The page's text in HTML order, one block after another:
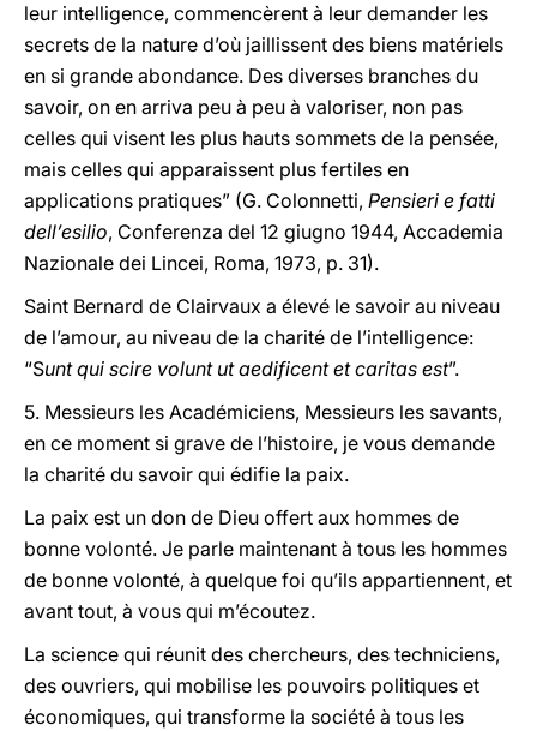
leur intelligence, commencèrent à leur demander les
secrets de la nature d’où jaillissent des biens matériels
en si grande abondance. Des diverses branches du
savoir, on en arriva peu à peu à valoriser, non pas
celles qui visent les plus hauts sommets de la pensée,
mais celles qui apparaissent plus fertiles en
applications pratiques” (G. Colonnetti, Pensieri e fatti
dell’esilio, Conferenza del 12 giugno 1944, Accademia
Nazionale dei Lincei, Roma, 1973, p. 31).
Saint Bernard de Clairvaux a élevé le savoir au niveau
de l’amour, au niveau de la charité de l’intelligence:
“Sunt qui scire volunt ut aedificent et caritas est”.
5. Messieurs les Académiciens, Messieurs les savants,
en ce moment si grave de l’histoire, je vous demande
la charité du savoir qui édifie la paix.
La paix est un don de Dieu offert aux hommes de
bonne volonté. Je parle maintenant à tous les hommes
de bonne volonté, à quelque foi qu’ils appartiennent, et
avant tout, à vous qui m’écoutez.
La science qui réunit des chercheurs, des techniciens,
des ouvriers, qui mobilise les pouvoirs politiques et
économiques, qui transforme la société à tous les